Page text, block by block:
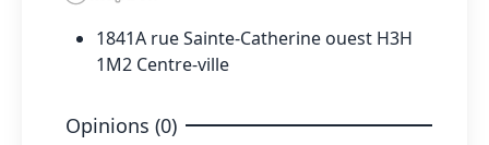
1841A rue Sainte-Catherine ouest H3H
1M2 Centre-ville
Opinions (0)